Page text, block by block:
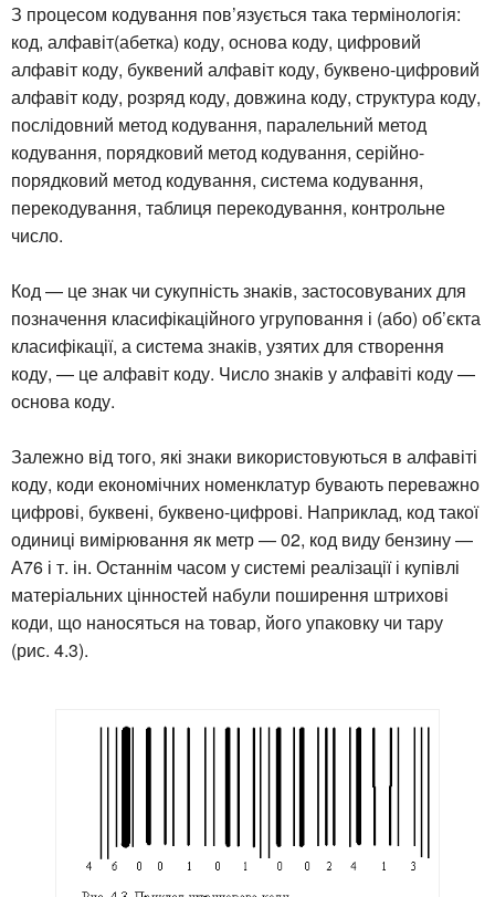
З процесом кодування пов’язується така термінологія:
код, алфавіт(абетка) коду, основа коду, цифровий
алфавіт коду, буквений алфавіт коду, буквено-цифровий
алфавіт коду, розряд коду, довжина коду, структура коду,
послідовний метод кодування, паралельний метод
кодування, порядковий метод кодування, серійно-
порядковий метод кодування, система кодування,
перекодування, таблиця перекодування, контрольне
число.
Код — це знак чи сукупність знаків, застосовуваних для
позначення класифікаційного угруповання і (або) об’єкта
класифікації, а система знаків, узятих для створення
коду, — це алфавіт коду. Число знаків у алфавіті коду —
основа коду.
Залежно від того, які знаки використовуються в алфавіті
коду, коди економічних номенклатур бувають переважно
цифрові, буквені, буквено-цифрові. Наприклад, код такої
одиниці вимірювання як метр — 02, код виду бензину —
А76 і т. ін. Останнім часом у системі реалізації і купівлі
матеріальних цінностей набули поширення штрихові
коди, що наносяться на товар, його упаковку чи тару
(рис. 4.3).